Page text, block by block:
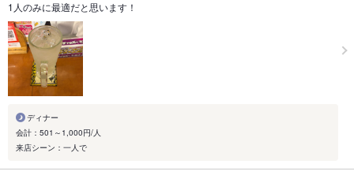
1人のみに最適だと思います！
ディナー
会計：501～1,000円/人
来店シーン：一人で